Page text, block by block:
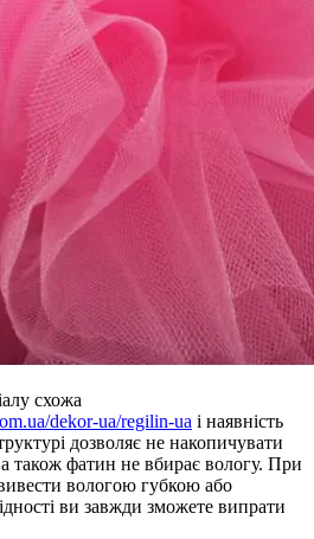
схожа
dekor-ua/regilin-ua і наявність
дозволяє не накопичувати
а також фатин не вбирає вологу. При
вологою губкою або
ви завжди зможете випрати